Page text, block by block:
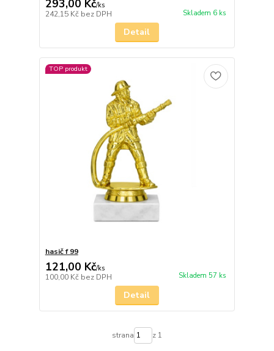
293,00 Kč/ks
242,15 Kč bez DPH Skladem 6 ks
Detail
TOP produkt
hasič f 99
121,00 Kč/ks
100,00 Kč bez DPH Skladem 57 ks
Detail
strana z 1